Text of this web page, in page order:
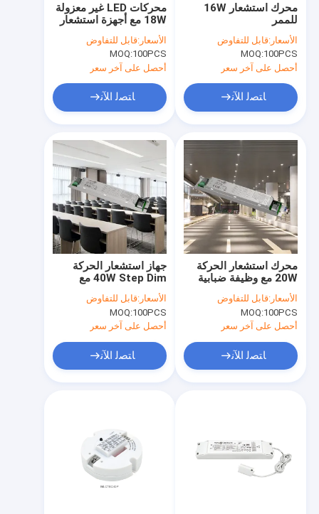
برنامج VR
محركات LED غير معزولة
18W مع أجهزة استشعار
الميكروويف مع تيار
خروجي متعدد
الأسعار:قابل للتفاوض
MOQ:100PCS
أحصل على آخر سعر
ﺎﺘﺼﻟ ﺍﻶﻧ
محرك استشعار 16W
للممر
الأسعار:قابل للتفاوض
MOQ:100PCS
أحصل على آخر سعر
ﺎﺘﺼﻟ ﺍﻶﻧ
جهاز استشعار الحركة
40W Step Dim مع
وظيفة السائق القابلة
للتخفيض لمنطقة الوقوف
الأسعار:قابل للتفاوض
MOQ:100PCS
أحصل على آخر سعر
ﺎﺘﺼﻟ ﺍﻶﻧ
محرك استشعار الحركة
20W مع وظيفة ضبابية
PWM لمنطقة الوقوف
الأسعار:قابل للتفاوض
MOQ:100PCS
أحصل على آخر سعر
ﺎﺘﺼﻟ ﺍﻶﻧ